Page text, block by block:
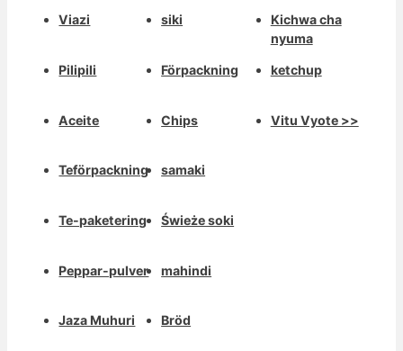
Viazi
Pilipili
Aceite
Teförpackning
Te-paketering
Peppar-pulver
Jaza Muhuri
siki
Förpackning
Chips
samaki
Świeże soki
mahindi
Bröd
Kichwa cha
nyuma
ketchup
Vitu Vyote >>